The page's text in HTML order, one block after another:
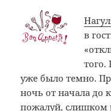
в
того.
уже было темно.
ночь от начала до
пожалуй, слишком